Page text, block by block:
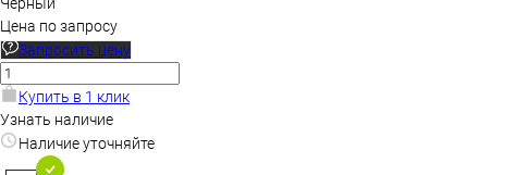
Цена по запросу
Запросить цену
Купить в 1 клик
Узнать наличие
Наличие уточняйте